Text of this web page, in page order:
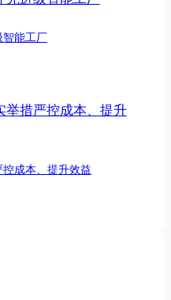
智能工厂
成本、提升效益